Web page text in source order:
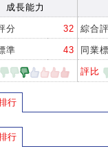
成長能力
分 32 綜合
準 43 同業
評比
行
行